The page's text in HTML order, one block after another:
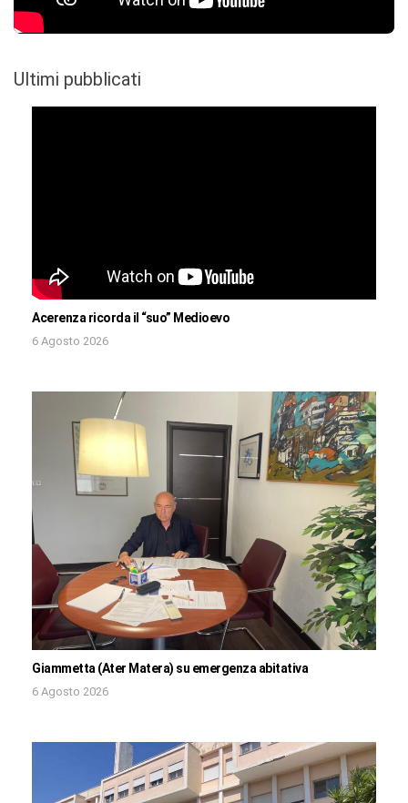
Ultimi pubblicati
Acerenza ricorda il “suo” Medioevo
6 Agosto 2026
Giammetta (Ater Matera) su emergenza abitativa
6 Agosto 2026